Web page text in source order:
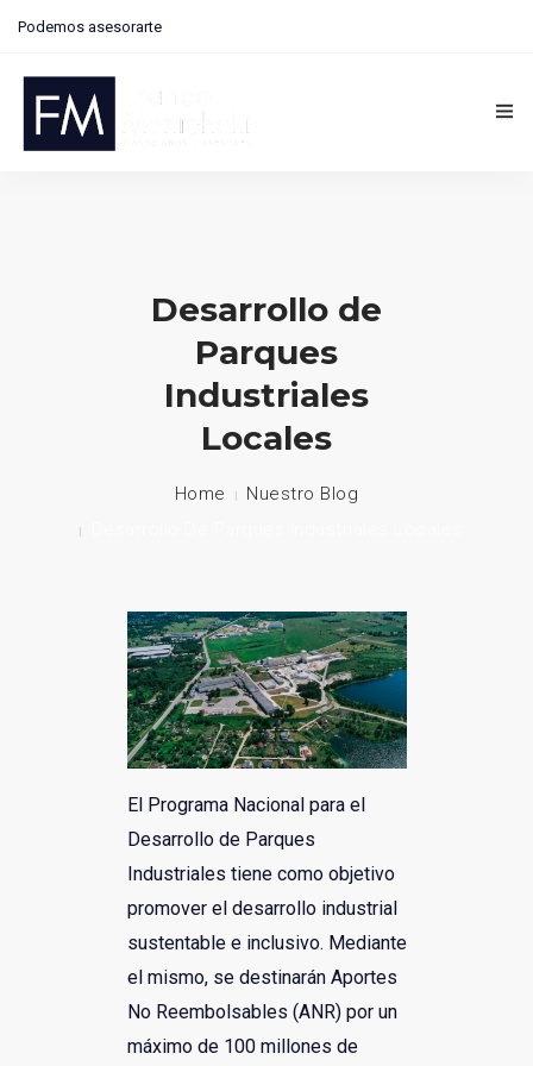
Podemos asesorarte
Contactanos: 291 4073406 | Zapiola 13, Bahía Blanca
Financiamiento
Contacto
Desarrollo de
Parques
Industriales
Locales
Home
Nuestro Blog
El Programa Nacional para el
Desarrollo de Parques
Industriales tiene como objetivo
promover el desarrollo industrial
sustentable e inclusivo. Mediante
el mismo, se destinarán Aportes
No Reembolsables (ANR) por un
máximo de 100 millones de